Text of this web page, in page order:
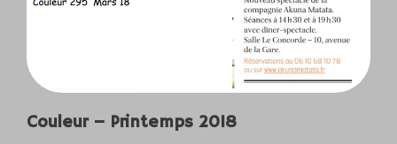
Couleur – Printemps 2018